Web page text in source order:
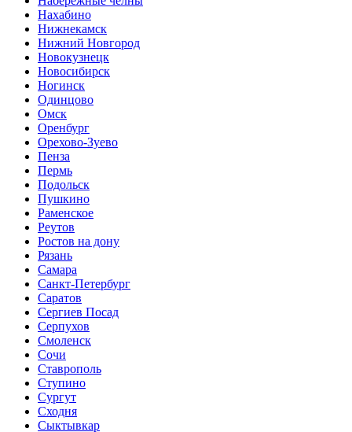
Нахабино
Нижнекамск
Нижний Новгород
Новокузнецк
Новосибирск
Ногинск
Одинцово
Омск
Оренбург
Орехово-Зуево
Пенза
Пермь
Подольск
Пушкино
Раменское
Реутов
Ростов на дону
Рязань
Самара
Санкт-Петербург
Саратов
Сергиев Посад
Серпухов
Смоленск
Сочи
Ставрополь
Ступино
Сургут
Сходня
Сыктывкар